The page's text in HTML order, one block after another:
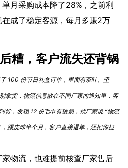
月采购成本降了28%，之前利
成了稳定客源，每月多赚2万
糟，客户流失还背锅
100 份节日礼盒订单，里面有茶叶、坚
拿货，物流信息散在不同厂家的通知里，客
货，发现 12 份毛巾有破损，找厂家说 “物流
，踢皮球半个月，客户直接退单，还把你拉
物流，也难提前核查厂家售后